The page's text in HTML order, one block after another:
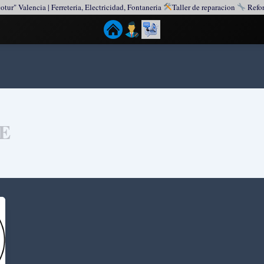
Valencia | Ferreteria, Electricidad, Fontaneria Taller de reparacion